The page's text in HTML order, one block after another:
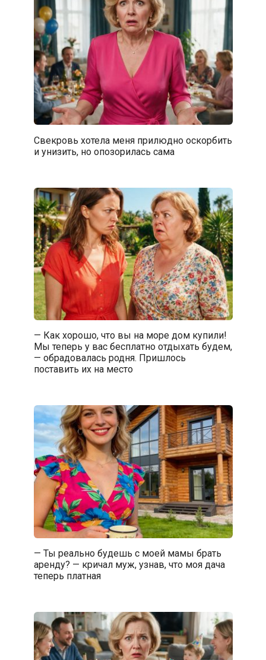
Свекровь хотела меня прилюдно оскорбить
и унизить, но опозорилась сама
— Как хорошо, что вы на море дом купили!
Мы теперь у вас бесплатно отдыхать будем,
— обрадовалась родня. Пришлось
поставить их на место
— Ты реально будешь с моей мамы брать
аренду? — кричал муж, узнав, что моя дача
теперь платная